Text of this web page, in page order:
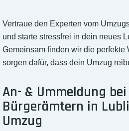
Vertraue den Experten vom
und starte stressfrei in dein neues
Gemeinsam finden wir die perfekte
sorgen dafür, dass dein Umzug
An- & Ummeldung
Bürgerämtern in
Umzug